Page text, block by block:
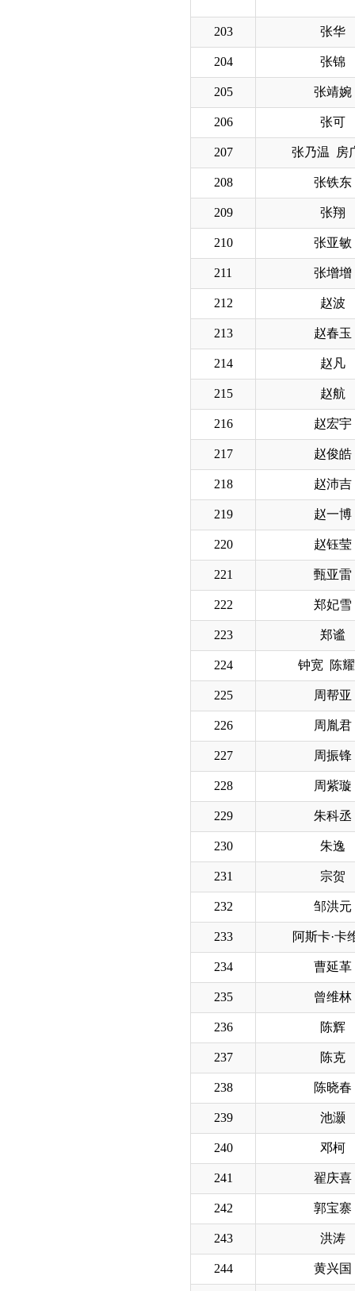
203 张华
204 张锦
205 张靖婉
206 张可
207 张乃温 房
208 张铁东
209 张翔
210 张亚敏
211 张增增
212 赵波
213 赵春玉
214 赵凡
215 赵航
216 赵宏宇
217 赵俊皓
218 赵沛吉
219 赵一博
220 赵钰莹
221 甄亚雷
222 郑妃雪
223 郑谧
224 钟宽 陈
225 周帮亚
226 周胤君
227 周振锋
228 周紫璇
229 朱科丞
230 朱逸
231 宗贺
232 邹洪元
233 阿斯卡·卡
234 曹延革
235 曾维林
236 陈辉
237 陈克
238 陈晓春
239 池灏
240 邓柯
241 翟庆喜
242 郭宝寨
243 洪涛
244 黄兴国